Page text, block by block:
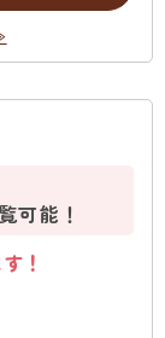
可能！
！